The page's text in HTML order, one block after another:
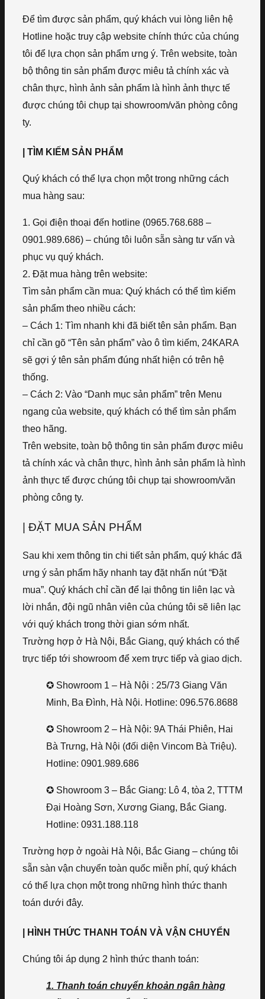
Để tìm được sản phẩm, quý khách vui lòng liên hệ
Hotline hoặc truy cập website chính thức của chúng
tôi để lựa chọn sản phẩm ưng ý. Trên website, toàn
bộ thông tin sản phẩm được miêu tả chính xác và
chân thực, hình ảnh sản phẩm là hình ảnh thực tế
được chúng tôi chụp tại showroom/văn phòng công
ty.
| TÌM KIẾM SẢN PHẨM
Quý khách có thể lựa chọn một trong những cách
mua hàng sau:
1. Gọi điện thoại đến hotline (0965.768.688 –
0901.989.686) – chúng tôi luôn sẵn sàng tư vấn và
phục vụ quý khách.
2. Đặt mua hàng trên website:
Tìm sản phẩm cần mua: Quý khách có thể tìm kiếm
sản phẩm theo nhiều cách:
– Cách 1: Tìm nhanh khi đã biết tên sản phẩm. Bạn
chỉ cần gõ “Tên sản phẩm” vào ô tìm kiếm, 24KARA
sẽ gợi ý tên sản phẩm đúng nhất hiện có trên hệ
thống.
– Cách 2: Vào “Danh mục sản phẩm” trên Menu
ngang của website, quý khách có thể tìm sản phẩm
theo hãng.
Trên website, toàn bộ thông tin sản phẩm được miêu
tả chính xác và chân thực, hình ảnh sản phẩm là hình
ảnh thực tế được chúng tôi chụp tại showroom/văn
phòng công ty.
| ĐẶT MUA SẢN PHẨM
Sau khi xem thông tin chi tiết sản phẩm, quý khác đã
ưng ý sản phẩm hãy nhanh tay đặt nhấn nút “Đặt
mua”. Quý khách chỉ cần để lại thông tin liên lạc và
lời nhắn, đội ngũ nhân viên của chúng tôi sẽ liên lạc
với quý khách trong thời gian sớm nhất.
Trường hợp ở Hà Nội, Bắc Giang, quý khách có thể
trực tiếp tới showroom để xem trực tiếp và giao dịch.
✪ Showroom 1 – Hà Nội : 25/73 Giang Văn
Minh, Ba Đình, Hà Nội. Hotline: 096.576.8688
✪ Showroom 2 – Hà Nội: 9A Thái Phiên, Hai
Bà Trưng, Hà Nội (đối diện Vincom Bà Triệu).
Hotline: 0901.989.686
✪ Showroom 3 – Bắc Giang: Lô 4, tòa 2, TTTM
Đại Hoàng Sơn, Xương Giang, Bắc Giang.
Hotline: 0931.188.118
Trường hợp ở ngoài Hà Nội, Bắc Giang – chúng tôi
sẵn sàn vận chuyển toàn quốc miễn phí, quý khách
có thể lựa chọn một trong những hình thức thanh
toán dưới đây.
| HÌNH THỨC THANH TOÁN VÀ VẬN CHUYỂN
Chúng tôi áp dụng 2 hình thức thanh toán:
1. Thanh toán chuyển khoản ngân hàng